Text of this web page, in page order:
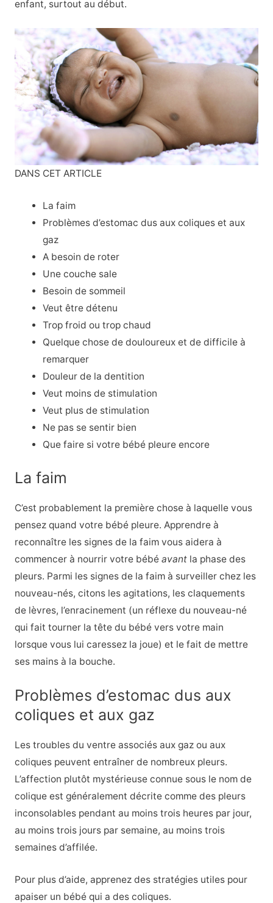
enfant, surtout au début.
DANS CET ARTICLE
La faim
Problèmes d’estomac dus aux coliques et aux
gaz
A besoin de roter
Une couche sale
Besoin de sommeil
Veut être détenu
Trop froid ou trop chaud
Quelque chose de douloureux et de difficile à
remarquer
Douleur de la dentition
Veut moins de stimulation
Veut plus de stimulation
Ne pas se sentir bien
Que faire si votre bébé pleure encore
La faim
C’est probablement la première chose à laquelle vous
pensez quand votre bébé pleure. Apprendre à
reconnaître les signes de la faim vous aidera à
commencer à nourrir votre bébé avantla phase des
pleurs. Parmi les signes de la faim à surveiller chez les
nouveau-nés, citons les agitations, les claquements
de lèvres, l’enracinement (un réflexe du nouveau-né
qui fait tourner la tête du bébé vers votre main
lorsque vous lui caressez la joue) et le fait de mettre
ses mains à la bouche.
Problèmes d’estomac dus aux
coliques et aux gaz
Les troubles du ventre associés aux gaz ou aux
coliques peuvent entraîner de nombreux pleurs.
L’affection plutôt mystérieuse connue sous le nom de
colique est généralement décrite comme des pleurs
inconsolables pendant au moins trois heures par jour,
au moins trois jours par semaine, au moins trois
semaines d’affilée.
Pour plus d’aide, apprenez des stratégies utiles pour
apaiser un bébé qui a des coliques.